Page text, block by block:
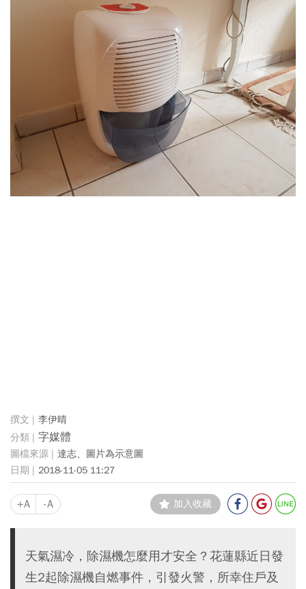
李伊晴
字媒體
達志、圖片為示意圖
2018-11-05 11:27
+A -A 加入收藏
天氣濕冷，除濕機怎麼用才安全？花蓮縣近日發
生2起除濕機自燃事件，引發火警，所幸住戶及